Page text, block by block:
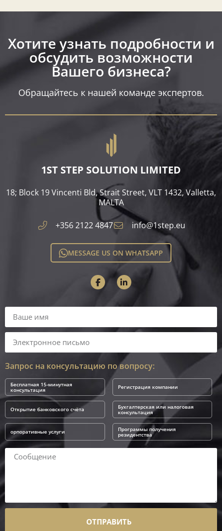
Хотите узнать подробности и
обсудить возможности
Вашего бизнеса?​
Обращайтесь к нашей команде экспертов.
1ST STEP SOLUTION LIMITED
18; Block 19 Vincenti Bld, Strait Street, VLT 1432, Valletta,
MALTA​
+356 2122 4847 info@1step.eu
MESSAGE US ON WHATSAPP
Запрос на консультацию по вопросу:
Бесплатная 15-минутная
консультация Регистрация компании
Открытие банковского счёта Бухгалтерская или налоговая
консультация
орпоративные услуги Программы получения
резидентства
ОТПРАВИТЬ